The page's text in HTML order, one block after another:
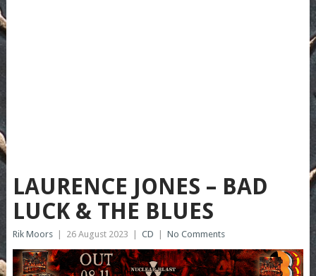
LAURENCE JONES – BAD
LUCK & THE BLUES
Rik Moors 26 August 2023 CD No Comments